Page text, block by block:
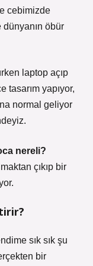
cebimizde
dünyanın öbür
laptop açıp
tasarım yapıyor,
normal geliyor
nereli?
çıkıp bir
sık sık şu
bir